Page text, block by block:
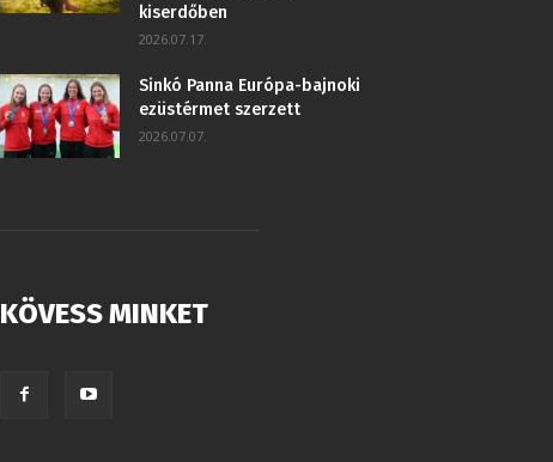
kiserdőben
2026.07.17.
Sinkó Panna Európa-bajnoki
ezüstérmet szerzett
2026.07.07.
KÖVESS MINKET